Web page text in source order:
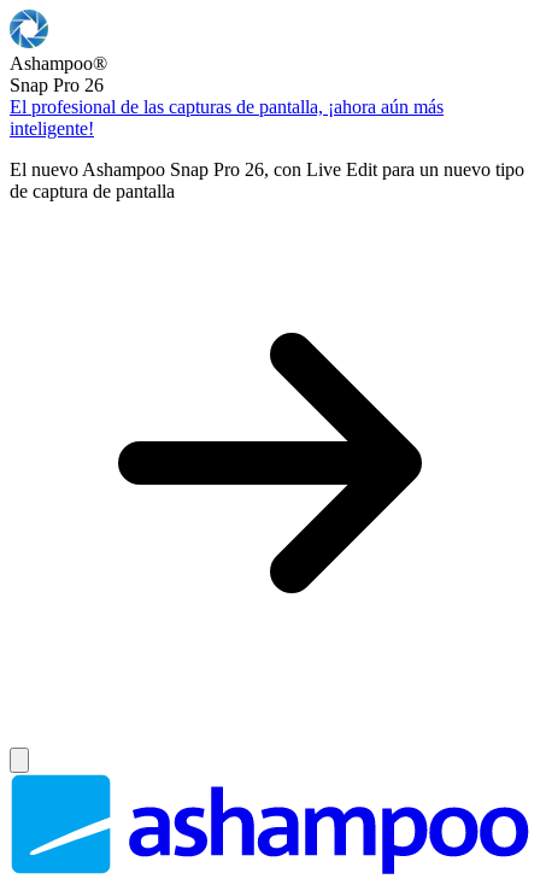
Ashampoo®
Snap Pro 26
El profesional de las capturas de pantalla, ¡ahora aún más
inteligente!
El nuevo Ashampoo Snap Pro 26, con Live Edit para un nuevo tipo
de captura de pantalla